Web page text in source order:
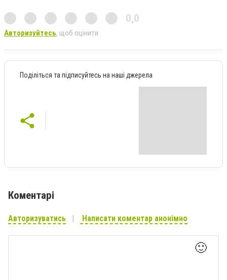
0,0
Авторизуйтесь, щоб оцінити
Поділіться та підписуйтесь на наші джерела
Коментарі
Авторизуватись Написати коментар анонімно
🙂